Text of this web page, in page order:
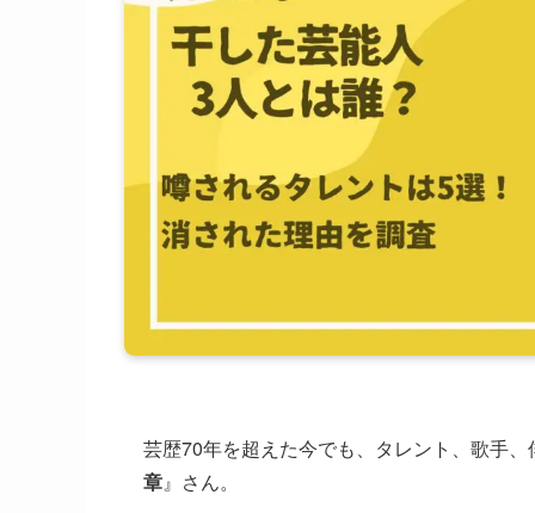
芸歴70年を超えた今でも、タレント、歌手
章』さん。